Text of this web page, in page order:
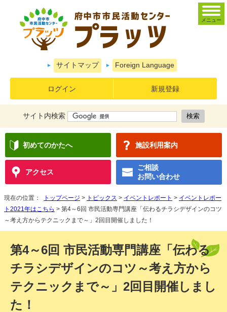
サイトマップ Foreign Language
ログイン 新規登録
サイト内検索
初めてのかたへ 施設利用案内
アクセス
ご相談
お問い合わせ
メニュー
現在の位置： トップページ > トピックス > イベントレポート > イベントレポー
ト2021年はこちら > 第4～6回 市民活動専門講座「伝わるチラシデザインのコツ
～考え方からテクニックまで～」2回目開催しました！
第4～6回 市民活動専門講座「伝わる
チラシデザインのコツ～考え方から
テクニックまで～」2回目開催しまし
た！